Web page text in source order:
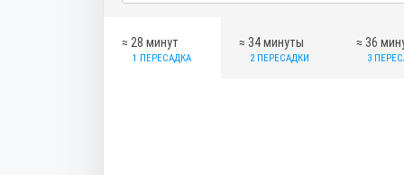
≈ 28 минут
1 ПЕРЕСАДКА
≈ 34 минуты
2 ПЕРЕСАДКИ
≈ 36
3